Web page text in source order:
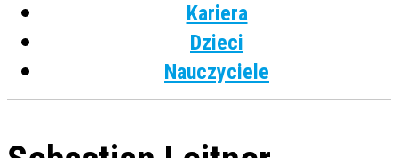
Kariera
Dzieci
Nauczyciele